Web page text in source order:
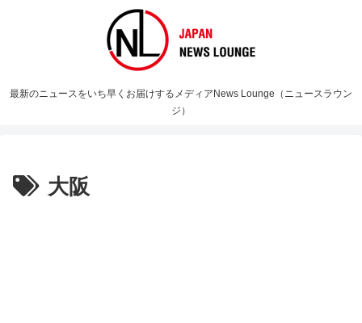
最新のニュースをいち早くお届けするメディアNews Lounge（ニュースラウン
ジ）
大阪